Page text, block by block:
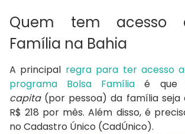
Quem tem acesso
Família na Bahia
A principal regra para ter acesso
programa Bolsa Família é que
capita(por pessoa) da família seja
R$ 218 por mês. Além disso, é
no Cadastro Único (CadÚnico).